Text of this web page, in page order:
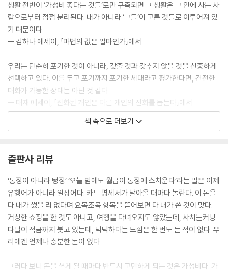
생활 전반이 ‘가성비 좋다는 것들’로만 구축되면 그 생활은 그 안에 사는 사
람으로부터 점점 분리된다. 내가 아니라 ‘그들’이 고른 것들로 이루어져 있
기 때문이다
ㅡ 김하나 에세이, 「마법의 값은 얼마인가」에서
우리는 단순히 포기한 것이 아니라, 갖출 것과 갖추지 않을 것을 신중하게
선택하고 있다. 이를 두고 포기까지 포기한 세대라고 평가한다면, 건전한
대화가 가능한 상대는 아닌 것 같다
ㅡ 태재 에세이, 「진화된 개인은 다른 개인의 진화를 돕는다」에서
직구, 배송, 반품의 이름으로, 쇼핑의 신에게 아멘.
“세상에, 나도 그래. 나도 아보카도 알러지가 생겼어. 그것도 아주 오래전
에 말이야.”
“그래?
나는 케이가 방금까지 맛있게 먹은, 식탁 위에 있는 아보카도 연어롤을 바
라보았다
ㅡ 손보미 소설, 「알러지」에서
ㅡ 유계영 시, 「유리만의 유리」에서
책 속으로 더보기
출판사 리뷰
‘통장이 아니라 텅장’ ‘오늘 밤에도 월급이 통장에 스치운다’라는 말은 이제
유행어가 아니라 일상어다. 카드 명세서가 날아올 때마다 놀란다. 이 돈을
다 내가 썼을 리 없다며 요목조목 항목을 뜯어보면 다 내가 쓴 것이 맞다.
거창한 쇼핑을 한 것도 아니고, 여행을 다녀오지도 않았는데, 사치는커녕
다달이 적금까지 붓고 있는데, 넉넉하다는 느낌은 한 번도 든 적이 없다. 우
리에겐 언제나 충분한 돈이 없다.
그러다 보니 돈을 쓰게 될 때마다 반드시 고민하게 되는 것은 가성비다. 가